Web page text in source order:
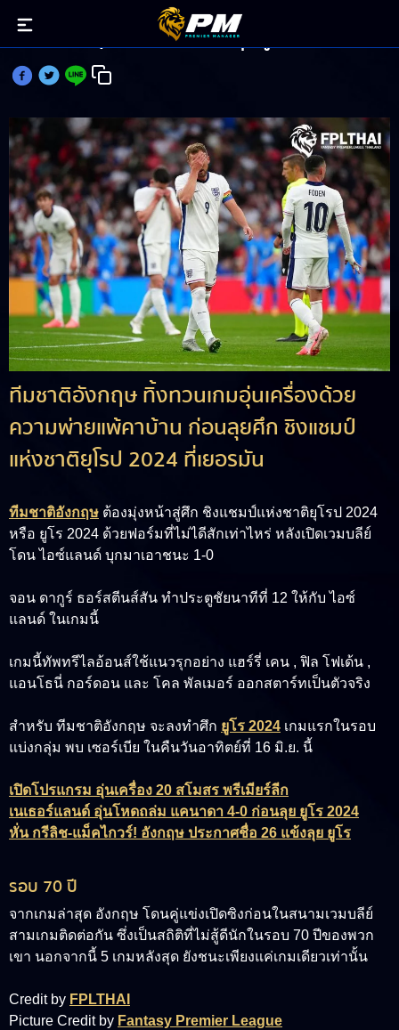
ทีมชาติอังกฤษ โดนคาบ้าน ก่อนลุย ยูโร 2024
ทีมชาติอังกฤษ ทิ้งทวนเกมอุ่นเครื่องด้วย
ความพ่ายแพ้คาบ้าน ก่อนลุยศึก ชิงแชมป์
แห่งชาติยุโรป 2024 ที่เยอรมัน
ทีมชาติอังกฤษ ต้องมุ่งหน้าสู่ศึก ชิงแชมป์แห่งชาติยุโรป 2024
หรือ ยูโร 2024 ด้วยฟอร์มที่ไม่ไดีสักเท่าไหร่ หลังเปิดเวมบลีย์
โดน ไอซ์แลนด์ บุกมาเอาชนะ 1-0
จอน ดากูร์ ธอร์สตีนส์สัน ทำประตูชัยนาทีที่ 12 ให้กับ ไอซ์
แลนด์ ในเกมนี้
เกมนี้ทัพทรีไลอ้อนส์ใช้แนวรุกอย่าง แฮร์รี่ เคน , ฟิล โฟเด้น ,
แอนโธนี่ กอร์ดอน และ โคล พัลเมอร์ ออกสตาร์ทเป็นตัวจริง
สำหรับ ทีมชาติอังกฤษ จะลงทำศึก ยูโร 2024 เกมแรกในรอบ
แบ่งกลุ่ม พบ เซอร์เบีย ในคืนวันอาทิตย์ที่ 16 มิ.ย. นี้
เปิดโปรแกรม อุ่นเครื่อง 20 สโมสร พรีเมียร์ลีก
เนเธอร์แลนด์ อุ่นโหดถล่ม แคนาดา 4-0 ก่อนลุย ยูโร 2024
หั่น กรีลิช-แม็คไกวร์! อังกฤษ ประกาศชื่อ 26 แข้งลุย ยูโร
รอบ 70 ปี
จากเกมล่าสุด อังกฤษ โดนคู่แข่งเปิดซิงก่อนในสนามเวมบลีย์
สามเกมติดต่อกัน ซึ่งเป็นสถิติที่ไม่สู้ดีนักในรอบ 70 ปีของพวก
เขา นอกจากนี้ 5 เกมหลังสุด ยังชนะเพียงแค่เกมเดียวเท่านั้น
Credit by FPLTHAI
Picture Credit by Fantasy Premier League